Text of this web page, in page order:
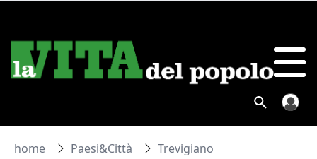
home Paesi&Città Trevigiano